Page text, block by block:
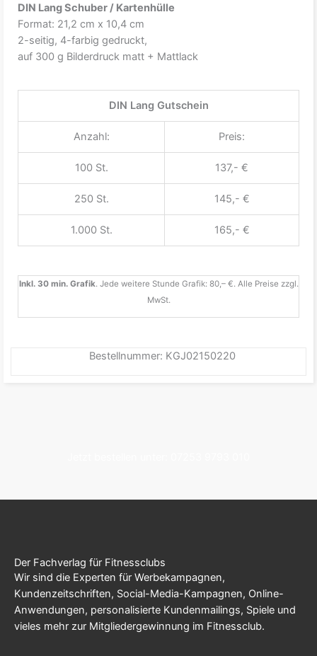
DIN Lang Schuber / Kartenhülle
Format: 21,2 cm x 10,4 cm
2-seitig, 4-farbig gedruckt,
auf 300 g Bilderdruck matt + Mattlack
DIN Lang Gutschein
Anzahl: Preis:
100 St. 137,- €
250 St. 145,- €
1.000 St. 165,- €
Inkl. 30 min. Grafik. Jede weitere Stunde Grafik: 80,– €. Alle Preise zzgl.
MwSt.
Bestellnummer: KGJ02150220
Der Fachverlag für Fitnessclubs
Wir sind die Experten für Werbekampagnen,
Kundenzeitschriften, Social-Media-Kampagnen, Online-
Anwendungen, personalisierte Kundenmailings, Spiele und
vieles mehr zur Mitgliedergewinnung im Fitnessclub.